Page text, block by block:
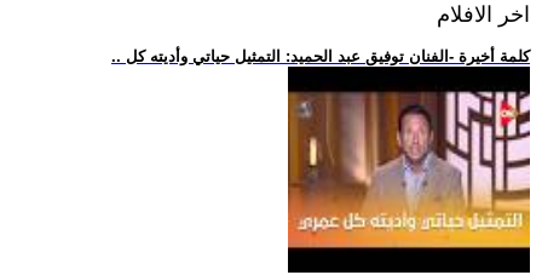
اخر الافلام
.. كلمة أخيرة -الفنان توفيق عبد الحميد: التمثيل حياتي وأديته كل